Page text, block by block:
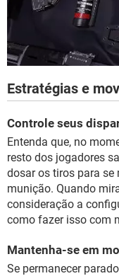
Estratégias e
Controle seus
Entenda que, no
resto dos jogadores
dosar os tiros para se
munição. Quando
consideração a
como fazer isso com
Mantenha-se em
Se permanecer